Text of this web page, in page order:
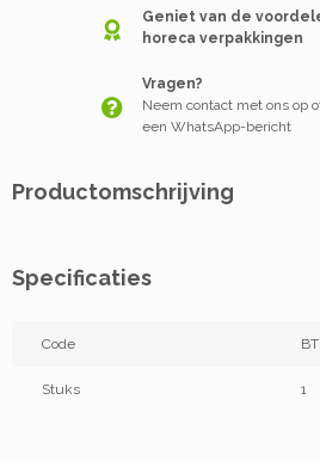
Geniet van de
horeca verpakkingen
Vragen?
Neem contact met ons op
een WhatsApp-bericht
Productomschrijving
Specificaties
Code
Stuks 1